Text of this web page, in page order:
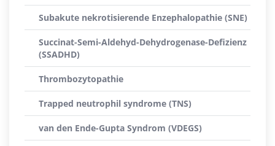
Subakute nekrotisierende Enzephalopathie (SNE)
Succinat-Semi-Aldehyd-Dehydrogenase-Defizienz
(SSADHD)
Thrombozytopathie
Trapped neutrophil syndrome (TNS)
van den Ende-Gupta Syndrom (VDEGS)